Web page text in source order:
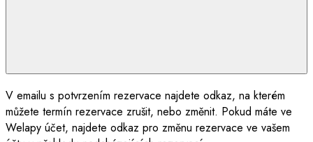
V emailu s potvrzením rezervace najdete odkaz, na kterém
můžete termín rezervace zrušit, nebo změnit. Pokud máte ve
Welapy účet, najdete odkaz pro změnu rezervace ve vašem